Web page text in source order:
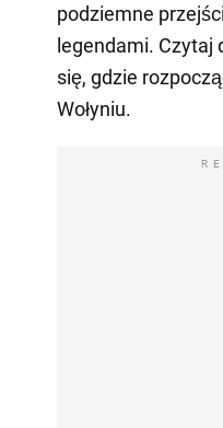
podziemne
legendami. Czytaj
się, gdzie
Wołyniu.